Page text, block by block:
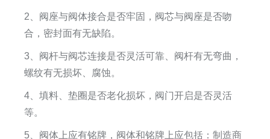
2、阀座与阀体接合是否牢固，阀芯与阀座是否吻
合，密封面有无缺陷。
3、阀杆与阀芯连接是否灵活可靠、阀杆有无弯曲，
螺纹有无损坏、腐蚀。
4、填料、垫圈是否老化损坏，阀门开启是否灵活
等。
5、阀体上应有铭牌，阀体和铭牌上应包括：制造商